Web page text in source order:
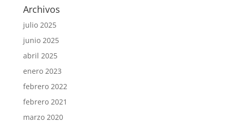
Archivos
julio 2025
junio 2025
abril 2025
enero 2023
febrero 2022
febrero 2021
marzo 2020